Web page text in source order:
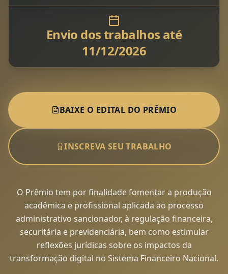
Envio dos trabalhos até
11/12/2026
BAIXE O EDITAL DO PRÊMIO
INSCREVA SEU TRABALHO
O Prêmio tem por finalidade fomentar a produção
acadêmica e profissional aplicada ao processo
administrativo sancionador, à regulação financeira,
securitária e previdenciária, bem como estimular
reflexões jurídicas sobre os impactos da
transformação digital no Sistema Financeiro Nacional.